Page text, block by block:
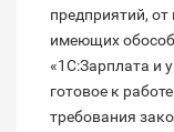
предприятий,
имеющих
«1С:Зарплата и
готовое к
требования